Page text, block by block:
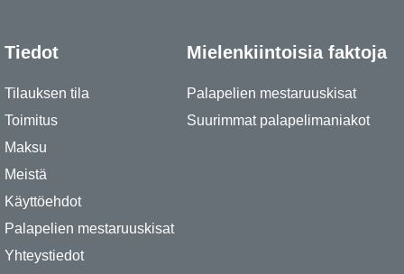
Tiedot
Tilauksen tila
Toimitus
Maksu
Meistä
Käyttöehdot
Palapelien mestaruuskisat
Yhteystiedot
Mielenkiintoisia faktoja
Palapelien mestaruuskisat
Suurimmat palapelimaniakot